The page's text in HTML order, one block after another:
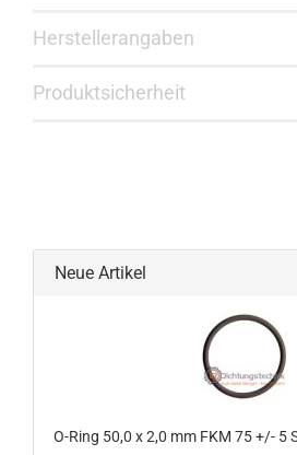
Herstellerangaben
Produktsicherheit
Neue Artikel
O-Ring 50,0 x 2,0 mm FKM 75 +/- 5